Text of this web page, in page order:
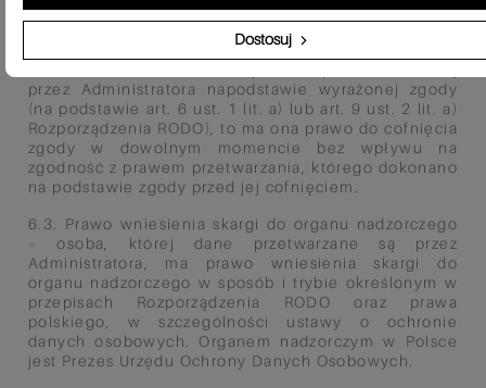
RODO.
6.2. Prawo do cofnięcia zgody w dowolnym
przez Administratora na podstawie wyrażonej zgody
(na podstawie art. 6 ust. 1 lit. a) lub art. 9 ust. 2 lit. a)
Rozporządzenia RODO), to ma ona prawo do cofnięcia
zgody w dowolnym momencie bez wpływu na
zgodność z prawem przetwarzania, którego dokonano
na podstawie zgody przed jej cofnięciem.
6.3. Prawo wniesienia skargi do organu nadzorczego
– osoba, której dane przetwarzane są przez
Administratora, ma prawo wniesienia skargi do
organu nadzorczego w sposób i trybie określonym w
przepisach Rozporządzenia RODOoraz prawa
polskiego, w szczególności ustawy o ochronie
danych osobowych. Organem nadzorczym w Polsce
jest Prezes Urzędu Ochrony Danych Osobowych.
Dostosuj